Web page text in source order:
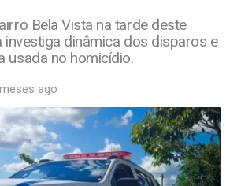
Bela Vista na tarde deste
investiga dinâmica dos disparos e
usada no homicídio.
ago